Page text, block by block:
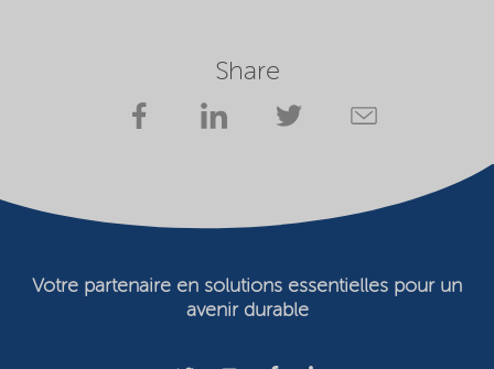
Share
Votre partenaire en solutions essentielles pour un
avenir durable